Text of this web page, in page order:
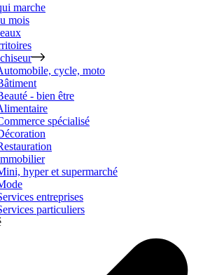
marche
mois
cycle, moto
- bien être
spécialisé
hyper et supermarché
entreprises
particuliers